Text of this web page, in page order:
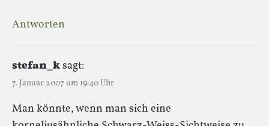
Antworten
stefan_ksagt:
7. Januar 2007 um 19:40 Uhr
Man könnte, wenn man sich eine